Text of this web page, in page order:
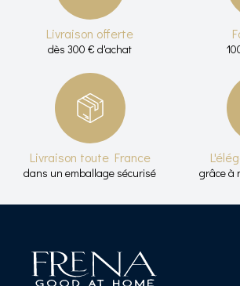
Livraison offerte
dès 300 € d'achat
Livraison toute France
dans un emballage sécurisé grâce à